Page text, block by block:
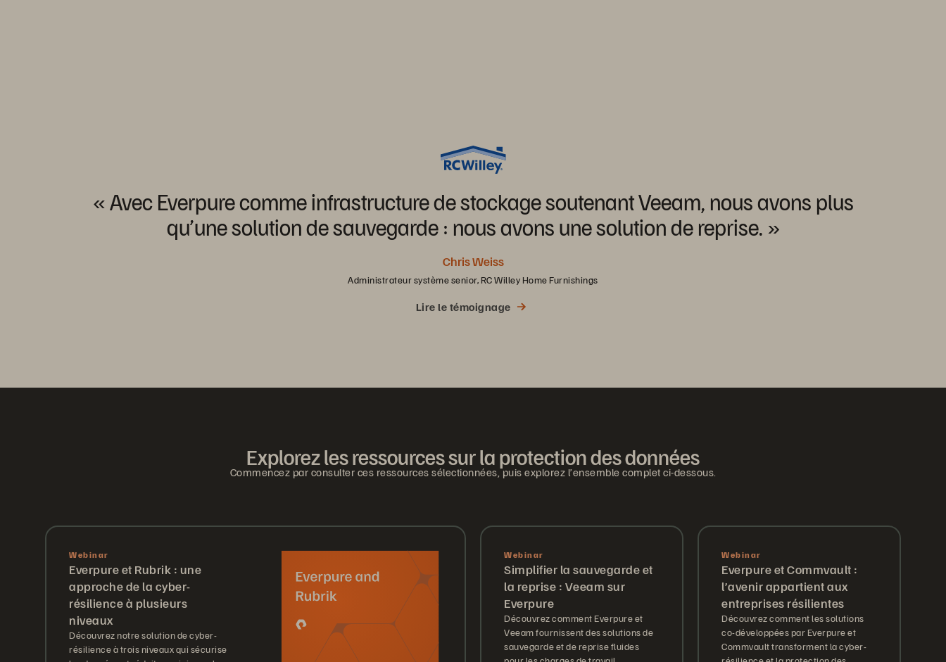
« Avec EverpurecommeinfrastructuredestockagesoutenantVeeam, nousavons plus
qu’unesolutiondesauvegarde : nousavons unesolutionde reprise. »
Chris Weiss
Administrateur système senior, RC Willey Home Furnishings
Lire le témoignage
Explorez les ressources sur la protection des données
Commencez par consulter ces ressources sélectionnées, puis explorez l’ensemble complet ci-dessous.
Webinar
Everpure et Rubrik : une
approche de la cyber-
résilience à plusieurs
niveaux
Découvrez notre solution de cyber-
résilience à trois niveaux qui sécurise
Webinar
Simplifier la sauvegarde et
la reprise : Veeam sur
Everpure
Découvrez comment Everpure et
Veeam fournissent des solutions de
sauvegarde et de reprise fluides
Webinar
Everpure et Commvault :
l’avenir appartient aux
entreprises résilientes
Découvrez comment les solutions
co-développées par Everpure et
Commvault transforment la cyber-